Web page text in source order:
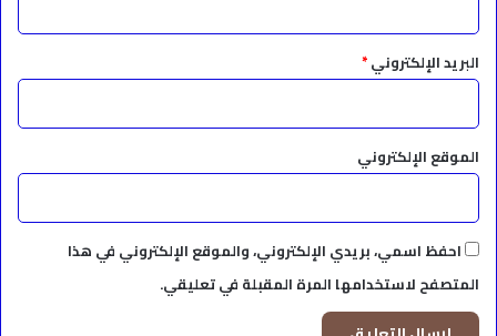
البريد الإلكتروني*
الموقع الإلكتروني
احفظ اسمي، بريدي الإلكتروني، والموقع الإلكتروني في هذا
المتصفح لاستخدامها المرة المقبلة في تعليقي.